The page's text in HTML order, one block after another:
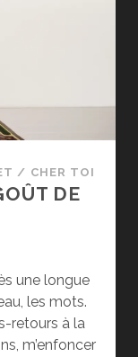
/ CHER TOI
DE
une longue
les mots.
retours à la
m’enfoncer